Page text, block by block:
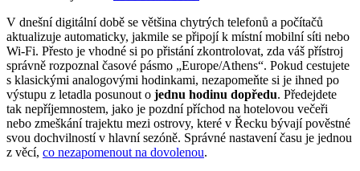
V dnešní digitální době se většina chytrých telefonů a počítačů
aktualizuje automaticky, jakmile se připojí k místní mobilní síti nebo
Wi-Fi. Přesto je vhodné si po přistání zkontrolovat, zda váš přístroj
správně rozpoznal časové pásmo „Europe/Athens“. Pokud cestujete
s klasickými analogovými hodinkami, nezapomeňte si je ihned po
výstupu z letadla posunout o jednu hodinu dopředu. Předejdete
tak nepříjemnostem, jako je pozdní příchod na hotelovou večeři
nebo zmeškání trajektu mezi ostrovy, které v Řecku bývají pověstné
svou dochvilností v hlavní sezóně. Správné nastavení času je jednou
z věcí, co nezapomenout na dovolenou.